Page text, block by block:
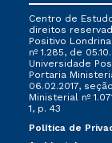
via FIES,
não se
ofertada pela
Centro de
direitos
Positivo
nº 1.285, de
Universidade
Portaria
06.02.2017,
Ministerial nº
1, p. 43
Política de